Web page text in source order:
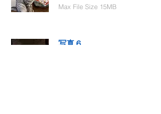
Max File Size 15MB
写真６